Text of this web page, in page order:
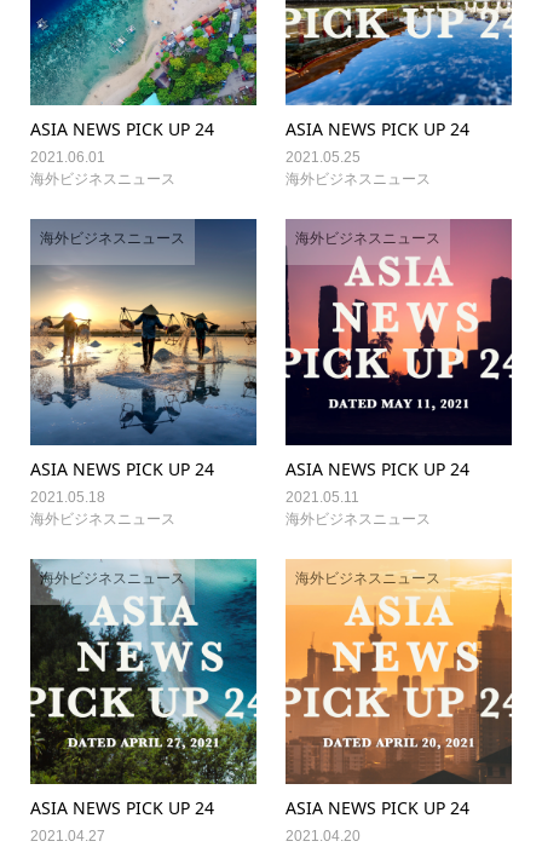
ASIA NEWS PICK UP 24
2021.06.01
海外ビジネスニュース
ASIA NEWS PICK UP 24
2021.05.25
海外ビジネスニュース
海外ビジネスニュース
ASIA NEWS PICK UP 24
2021.05.18
海外ビジネスニュース
海外ビジネスニュース
ASIA NEWS PICK UP 24
2021.05.11
海外ビジネスニュース
海外ビジネスニュース
ASIA NEWS PICK UP 24
2021.04.27
海外ビジネスニュース
ASIA NEWS PICK UP 24
2021.04.20